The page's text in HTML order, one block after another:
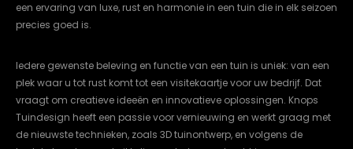
een ervaring van luxe, rust en harmonie in een tuin die in elk seizoen
precies goed is.
Iedere gewenste beleving en functie van een tuin is uniek: van een
plek waar u tot rust komt tot een visitekaartje voor uw bedrijf. Dat
vraagt om creatieve ideeën en innovatieve oplossingen. Knops
Tuindesign heeft een passie voor vernieuwing en werkt graag met
de nieuwste technieken, zoals 3D tuinontwerp, en volgens de